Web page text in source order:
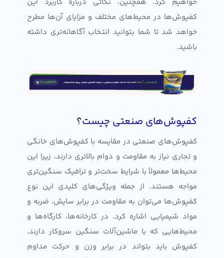
کفپوش‌ها در محیط‌های مختلف و مزایای آن‌ها مطرح
خواهد شد تا شما بتوانید انتخاب آگاهانه‌تری داشته
باشید.
کفپوش‌های صنعتی چیست؟
کفپوش‌های صنعتی در مقایسه با کفپوش‌های خانگی
و تجاری نیاز به مقاومت و دوام بالاتری دارند، زیرا این
محیط‌ها معمولاً با شرایط سخت‌تر و ترافیک سنگین‌تری
مواجه هستند. از جمله ویژگی‌های کلیدی این نوع
کفپوش‌ها می‌توان به مقاومت در برابر سایش، ضربه و
مواد شیمیایی اشاره کرد. در کارخانه‌ها، کارگاه‌ها و
محیط‌هایی که با ماشین‌آلات سنگین سروکار دارند،
کفپوش باید بتواند در برابر وزن و حرکت مداوم